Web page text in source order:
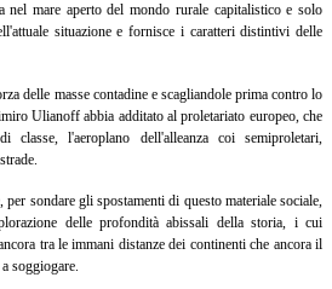
nel mare aperto del mondo rurale capitalistico e solo
situazione e fornisce i caratteri distintivi delle
delle masse contadine e scagliandole prima contro lo
Ulianoff abbia additato al proletariato europeo, che
l'aeroplano dell'alleanza coi semiproletari,
sondare gli spostamenti di questo materiale sociale,
delle profondità abissali della storia, i cui
tra le immani distanze dei continenti che ancora il
soggiogare.